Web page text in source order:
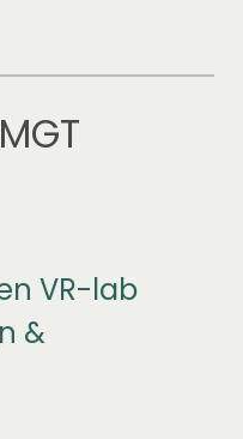
VR-lab
&